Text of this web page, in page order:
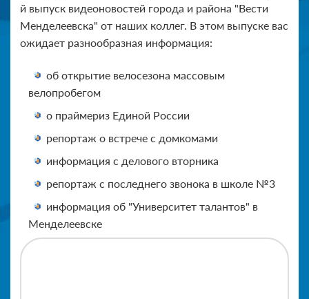
й выпуск видеоновостей города и района "Вести
Менделеевска" от наших коллег. В этом выпуске вас
ожидает разнообразная информация:
об открытие велосезона массовым
велопробегом
о праймериз Единой России
репортаж о встрече с домкомами
информация с делового вторника
репортаж с последнего звонока в школе №3
информация об "Университет талантов" в
Менделеевске